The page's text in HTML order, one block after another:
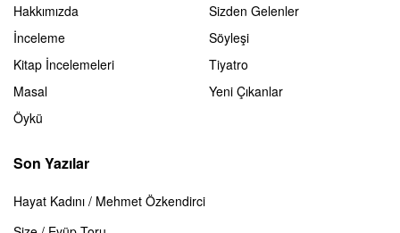
Hakkımızda
İnceleme
Kitap İncelemeleri
Masal
Öykü
Sizden Gelenler
Söyleşi
Tiyatro
Yeni Çıkanlar
Son Yazılar
Hayat Kadını / Mehmet Özkendirci